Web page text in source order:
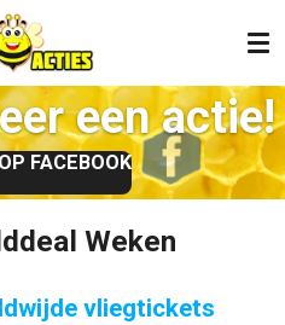
een actie!
FACEBOOK
Weken
vliegtickets